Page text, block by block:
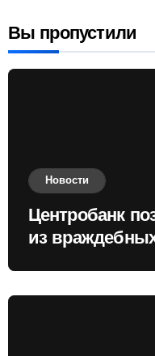
Вы пропустили
Новости
Центробанк
из